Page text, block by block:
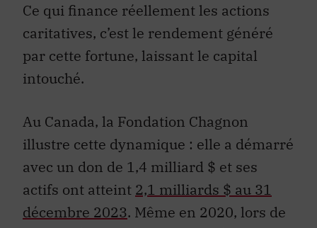
Ce qui finance réellement les actions
caritatives, c’est le rendement généré
par cette fortune, laissant le capital
intouché.
Au Canada, la Fondation Chagnon
illustre cette dynamique : elle a démarré
avec un don de 1,4 milliard $ et ses
actifs ont atteint 2,1 milliards $ au 31
décembre 2023. Même en 2020, lors de